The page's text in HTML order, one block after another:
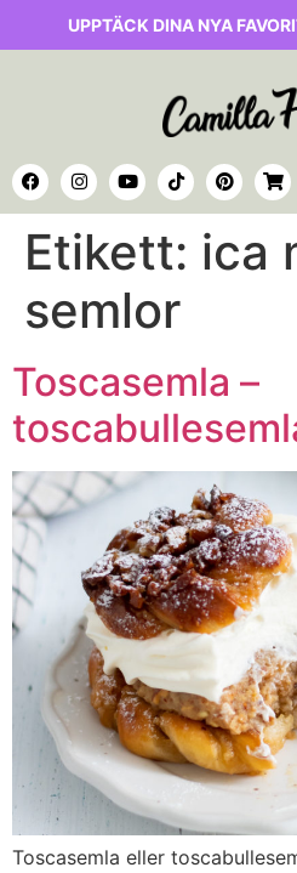
UPPTÄCK DINA NYA
Etikett: ica
semlor
Toscasemla –
Toscasemla eller